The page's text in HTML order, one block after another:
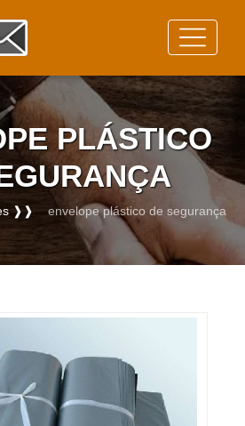
PLÁSTICO
❱❱ envelope plástico de segurança